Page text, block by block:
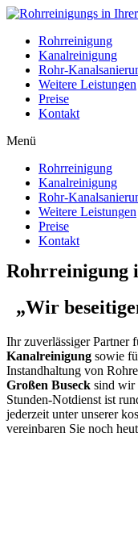
Zum
wechselnRohrreinigung
Kanalreinigung
Rohr-
Weitere Leistungen
Preise
Kontakt
Menü
Rohrreinigung
Kanalreinigung
Rohr-
Weitere Leistungen
Preise
Kontakt
Rohrreinigung
„Wir
Ihr zuverlässiger Partner
Kanalreinigung sowie
Instandhaltung von
Großen Buseck sind wir
Stunden-Notdienst ist
jederzeit unter unserer
vereinbaren Sie noch